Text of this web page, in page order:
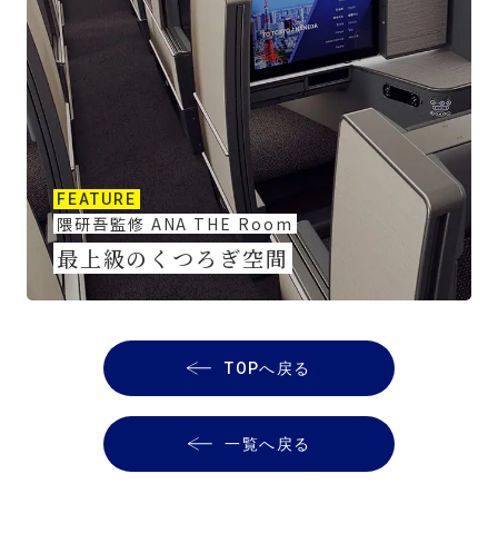
FEATURE
隈研吾監修 ANA THE Room
最上級のくつろぎ空間
TOPへ戻る
一覧へ戻る